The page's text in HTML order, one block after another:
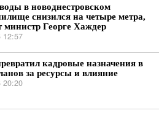
в новоднестровском
снизился на четыре метра,
министр Георге Хаждер
12:57
кадровые назначения в
за ресурсы и влияние
20:20